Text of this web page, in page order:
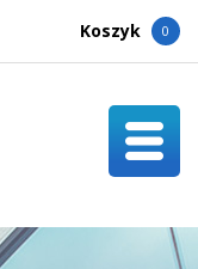
Koszyk 0